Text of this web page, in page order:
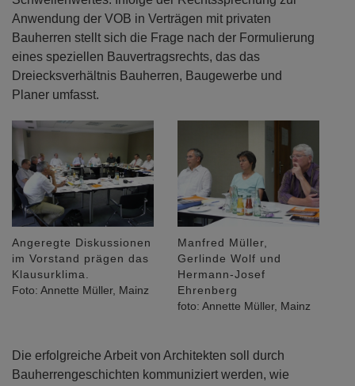
Anwendung der VOB in Verträgen mit privaten
Bauherren stellt sich die Frage nach der Formulierung
eines speziellen Bauvertragsrechts, das das
Dreiecksverhältnis Bauherren, Baugewerbe und
Planer umfasst.
Angeregte Diskussionen
im Vorstand prägen das
Klausurklima.
Foto: Annette Müller, Mainz
Manfred Müller,
Gerlinde Wolf und
Hermann-Josef
Ehrenberg
foto: Annette Müller, Mainz
Die erfolgreiche Arbeit von Architekten soll durch
Bauherrengeschichten kommuniziert werden, wie